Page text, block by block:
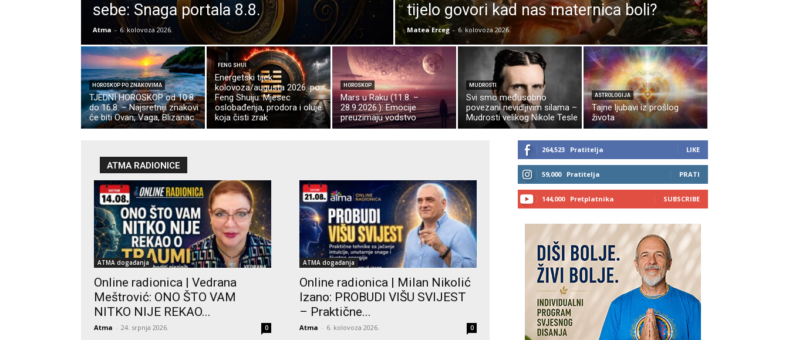
sebe: Snaga portala 8.8.
Atma - 6. kolovoza 2026.
tijelo govori kad nas maternica boli?
Matea Erceg - 6. kolovoza 2026.
HOROSKOP PO ZNAKOVIMA
TJEDNI HOROSKOP od 10.8.
do 16.8. – Najsretniji znakovi
će biti Ovan, Vaga, Blizanac
FENG SHUI
Energetski tijek
kolovoza/augusta 2026. po
Feng Shuiju: Mjesec
oslobađenja, prodora i oluje
koja čisti zrak
HOROSKOP
Mars u Raku (11.8. –
28.9.2026.): Emocije
preuzimaju vodstvo
MUDROSTI
Svi smo međusobno
povezani nevidljivim silama –
Mudrosti velikog Nikole Tesle
ASTROLOGIJA
Tajne ljubavi iz prošlog
života
ATMA RADIONICE
ATMA događanja
Online radionica | Vedrana
Meštrović: ONO ŠTO VAM
NITKO NIJE REKAO...
Atma - 24. srpnja 2026. 0
ATMA događanja
Online radionica | Milan Nikolić
Izano: PROBUDI VIŠU SVIJEST
– Praktične...
Atma - 6. kolovoza 2026. 0
264,523 Pratitelja LIKE
59,000 Pratitelja PRATI
144,000 Pretplatnika SUBSCRIBE